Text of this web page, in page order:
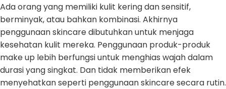
Ada orang yang memiliki kulit kering dan sensitif,
berminyak, atau bahkan kombinasi. Akhirnya
penggunaan skincare dibutuhkan untuk menjaga
kesehatan kulit mereka. Penggunaan produk-produk
make up lebih berfungsi untuk menghias wajah dalam
durasi yang singkat. Dan tidak memberikan efek
menyehatkan seperti penggunaan skincare secara rutin.